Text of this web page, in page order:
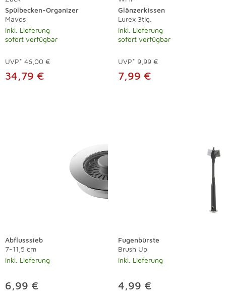
Spülbecken-Organizer
Mavos
inkl. Lieferung
sofort verfügbar
UVP* 46,00 €
34,79 €
Glänzerkissen
Lurex 3tlg.
inkl. Lieferung
sofort verfügbar
UVP* 9,99 €
7,99 €
Abflusssieb
7-11,5 cm
inkl. Lieferung
6,99 €
Fugenbürste
Brush Up
inkl. Lieferung
4,99 €